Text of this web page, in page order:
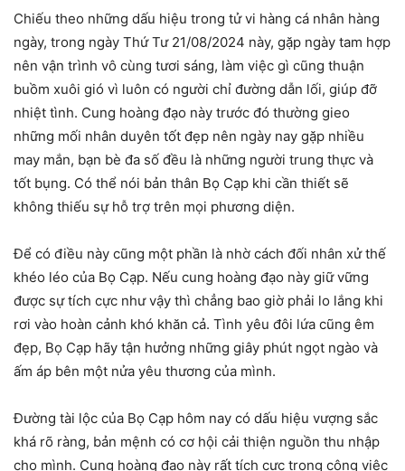
Chiếu theo những dấu hiệu trong tử vi hàng cá nhân hàng
ngày, trong ngày Thứ Tư 21/08/2024 này, gặp ngày tam hợp
nên vận trình vô cùng tươi sáng, làm việc gì cũng thuận
buồm xuôi gió vì luôn có người chỉ đường dẫn lối, giúp đỡ
nhiệt tình. Cung hoàng đạo này trước đó thường gieo
những mối nhân duyên tốt đẹp nên ngày nay gặp nhiều
may mắn, bạn bè đa số đều là những người trung thực và
tốt bụng. Có thể nói bản thân Bọ Cạp khi cần thiết sẽ
không thiếu sự hỗ trợ trên mọi phương diện.
Để có điều này cũng một phần là nhờ cách đối nhân xử thế
khéo léo của Bọ Cạp. Nếu cung hoàng đạo này giữ vững
được sự tích cực như vậy thì chẳng bao giờ phải lo lắng khi
rơi vào hoàn cảnh khó khăn cả. Tình yêu đôi lứa cũng êm
đẹp, Bọ Cạp hãy tận hưởng những giây phút ngọt ngào và
ấm áp bên một nửa yêu thương của mình.
Đường tài lộc của Bọ Cạp hôm nay có dấu hiệu vượng sắc
khá rõ ràng, bản mệnh có cơ hội cải thiện nguồn thu nhập
cho mình. Cung hoàng đạo này rất tích cực trong công việc